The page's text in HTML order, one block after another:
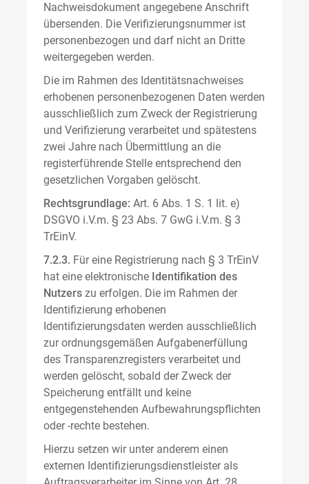
Nachweisdokument angegebene Anschrift
übersenden. Die Verifizierungsnummer ist
personenbezogen und darf nicht an Dritte
weitergegeben werden.
Die im Rahmen des Identitätsnachweises
erhobenen personenbezogenen Daten werden
ausschließlich zum Zweck der Registrierung
und Verifizierung verarbeitet und spätestens
zwei Jahre nach Übermittlung an die
registerführende Stelle entsprechend den
gesetzlichen Vorgaben gelöscht.
Rechtsgrundlage: Art. 6 Abs. 1 S. 1 lit. e)
DSGVO i.V.m. § 23 Abs. 7 GwG i.V.m. § 3
TrEinV.
7.2.3. Für eine Registrierung nach § 3 TrEinV
hat eine elektronische Identifikation des
Nutzers zu erfolgen. Die im Rahmen der
Identifizierung erhobenen
Identifizierungsdaten werden ausschließlich
zur ordnungsgemäßen Aufgabenerfüllung
des Transparenzregisters verarbeitet und
werden gelöscht, sobald der Zweck der
Speicherung entfällt und keine
entgegenstehenden Aufbewahrungspflichten
oder -rechte bestehen.
Hierzu setzen wir unter anderem einen
externen Identifizierungsdienstleister als